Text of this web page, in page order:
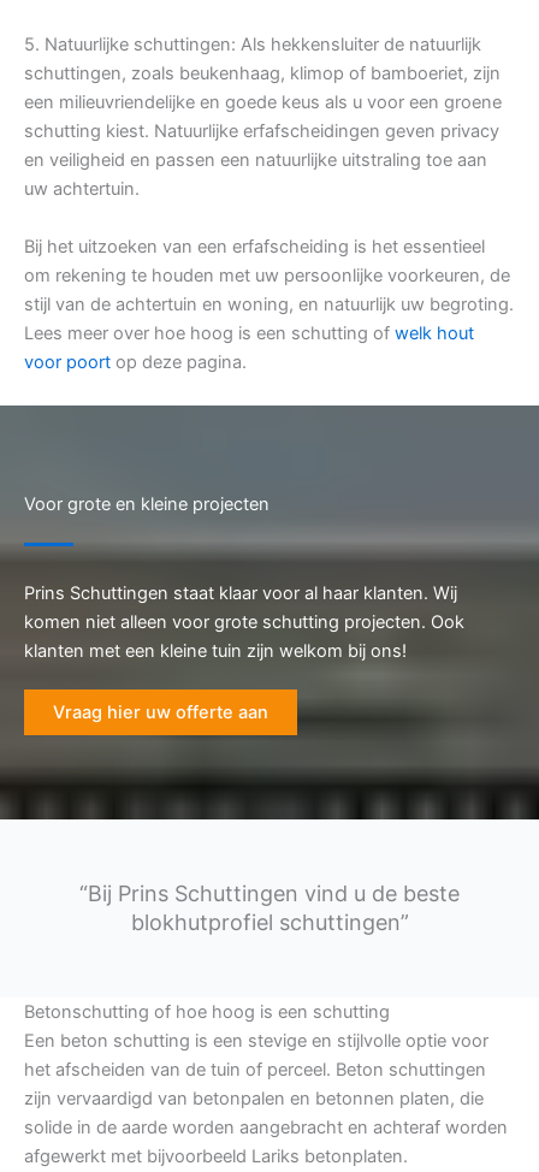
5. Natuurlijke schuttingen: Als hekkensluiter de natuurlijk
schuttingen, zoals beukenhaag, klimop of bamboeriet, zijn
een milieuvriendelijke en goede keus als u voor een groene
schutting kiest. Natuurlijke erfafscheidingen geven privacy
en veiligheid en passen een natuurlijke uitstraling toe aan
uw achtertuin.
Bij het uitzoeken van een erfafscheiding is het essentieel
om rekening te houden met uw persoonlijke voorkeuren, de
stijl van de achtertuin en woning, en natuurlijk uw begroting.
Lees meer over hoe hoog is een schutting of welk hout
voor poort op deze pagina.
Voor grote en kleine projecten
Prins Schuttingen staat klaar voor al haar klanten. Wij
komen niet alleen voor grote schutting projecten. Ook
klanten met een kleine tuin zijn welkom bij ons!
Vraag hier uw offerte aan
“Bij Prins Schuttingen vind u de beste
blokhutprofiel schuttingen”
Betonschutting of hoe hoog is een schutting
Een beton schutting is een stevige en stijlvolle optie voor
het afscheiden van de tuin of perceel. Beton schuttingen
zijn vervaardigd van betonpalen en betonnen platen, die
solide in de aarde worden aangebracht en achteraf worden
afgewerkt met bijvoorbeeld Lariks betonplaten.